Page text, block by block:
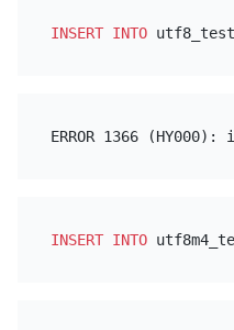
INSERT INTO utf8_test
INSERT INTO